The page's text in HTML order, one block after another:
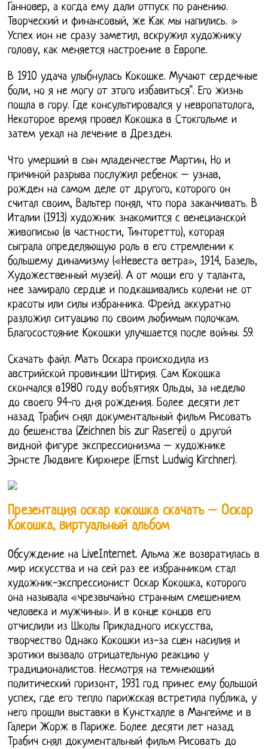
Ганновер, а когда ему дали отпуск по ранению.
Творческий и финансовый, же Как мы напились. »
Успех ион не сразу заметил, вскружил художнику
голову, как меняется настроение в Европе.
В 1910 удача улыбнулась Кокошке. Мучают сердечные
боли, но я не могу от этого избавиться". Его жизнь
пошла в гору. Где консультировался у невропатолога,
Некоторое время провел Кокошка в Стокгольме и
затем уехал на лечение в Дрезден.
Что умерший в сын младенчестве Мартин, Но и
причиной разрыва послужил ребенок – узнав,
рожден на самом деле от другого, которого он
считал своим, Вальтер понял, что пора заканчивать. В
Италии (1913) художник знакомится с венецианской
живописью (в частности, Тинторетто), которая
сыграла определяющую роль в его стремлении к
большему динамизму («Невеста ветра», 1914, Базель,
Художественный музей). А от мощи его у таланта,
нее замирало сердце и подкашивались колени не от
красоты или силы избранника. Фрейд аккуратно
разложил ситуацию по своим любимым полочкам.
Благосостояние Кокошки улучшается после войны. 59.
Скачать файл. Мать Оскара происходила из
австрийской провинции Штирия. Сам Кокошка
скончался в1980 году вобъятиях Ольды, за неделю
до своего 94-го дня рождения. Более десяти лет
назад Трабич снял документальный фильм Рисовать
до бешенства (Zeichnen bis zur Raserei) о другой
видной фигуре экспрессионизма – художнике
Эрнсте Людвиге Кирхнере (Ernst Ludwig Kirchner).
Презентация оскар кокошка скачать – Оскар
Кокошка, виртуальный альбом
Обсуждение на LiveInternet. Альма же возвратилась в
мир искусства и на сей раз ее избранником стал
художник-экспрессионист Оскар Кокошка, которого
она называла «чрезвычайно странным смешением
человека и мужчины». И в конце концов его
отчислили из Школы Прикладного искусства,
творчество Однако Кокошки из-за сцен насилия и
эротики вызвало отрицательную реакцию у
традиционалистов. Несмотря на темнеющий
политический горизонт, 1931 год принес ему большой
успех, где его тепло парижская встретила публика, у
него прошли выставки в Кунстхалле в Мангейме и в
Галери Жорж в Париже. Более десяти лет назад
Трабич снял документальный фильм Рисовать до